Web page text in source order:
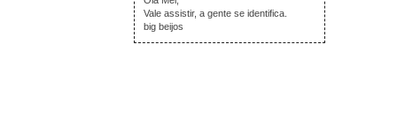
Vale assistir, a gente se identifica.
big beijos